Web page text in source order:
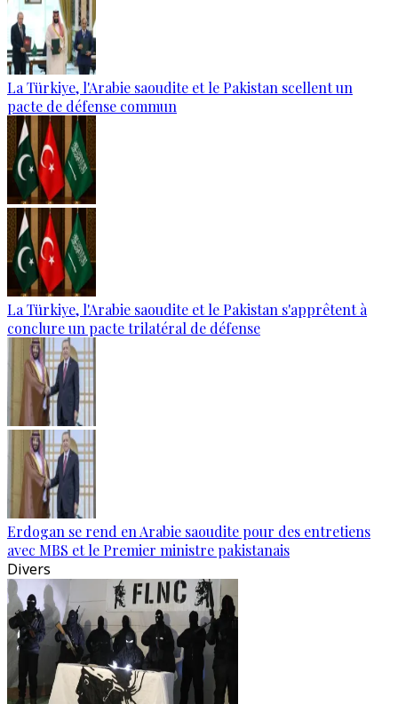
La Türkiye, l'Arabie saoudite et le Pakistan scellent un
pacte de défense commun
La Türkiye, l'Arabie saoudite et le Pakistan s'apprêtent à
conclure un pacte trilatéral de défense
Erdogan se rend en Arabie saoudite pour des entretiens
avec MBS et le Premier ministre pakistanais
Divers